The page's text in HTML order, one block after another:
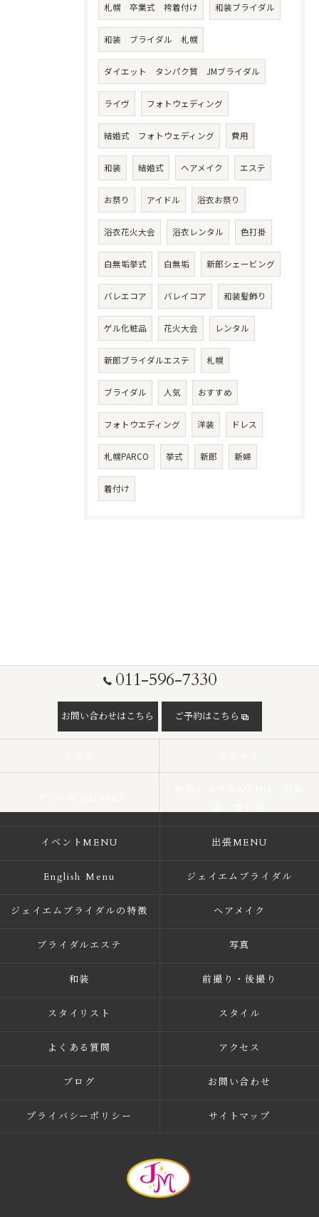
札幌 卒業式 袴着付け 和装ブライダル
和装 ブライダル 札幌
ダイエット タンパク質 JMブライダル
ライヴ フォトウェディング
結婚式 フォトウェディング 費用
和装 結婚式 ヘアメイク エステ
お祭り アイドル 浴衣お祭り
浴衣花火大会 浴衣レンタル 色打掛
白無垢挙式 白無垢 新郎シェービング
バレエコア バレイコア 和装髪飾り
ゲル化粧品 花火大会 レンタル
新郎ブライダルエステ 札幌
ブライダル 人気 おすすめ
フォトウエディング 洋装 ドレス
札幌PARCO 挙式 新郎 新婦
着付け
011-596-7330
お問い合わせはこちら ご予約はこちら
イベントMENU 出張MENU
English Menu ジェイエムブライダル
ジェイエムブライダルの特徴 ヘアメイク
ブライダルエステ 写真
和装 前撮り・後撮り
スタイリスト スタイル
よくある質問 アクセス
ブログ お問い合わせ
プライバシーポリシー サイトマップ